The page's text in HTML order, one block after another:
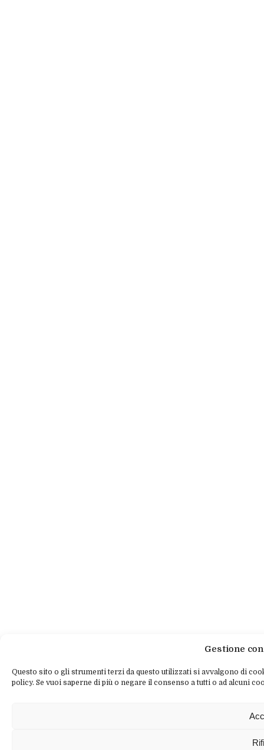
Gestione
Questo sito o gli strumenti terzi da questo utilizzati si avvalgono di
policy. Se vuoi saperne di più o negare il consenso a tutti o ad alcuni